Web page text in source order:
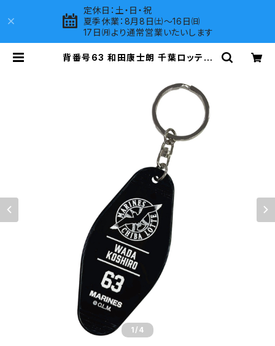
定休日：土・日・祝
夏季休業：8月8日㈯～16日㈰
17日㈪より通常営業いたいします
背番号63 和田康士朗 千葉ロッテマ
1 /4